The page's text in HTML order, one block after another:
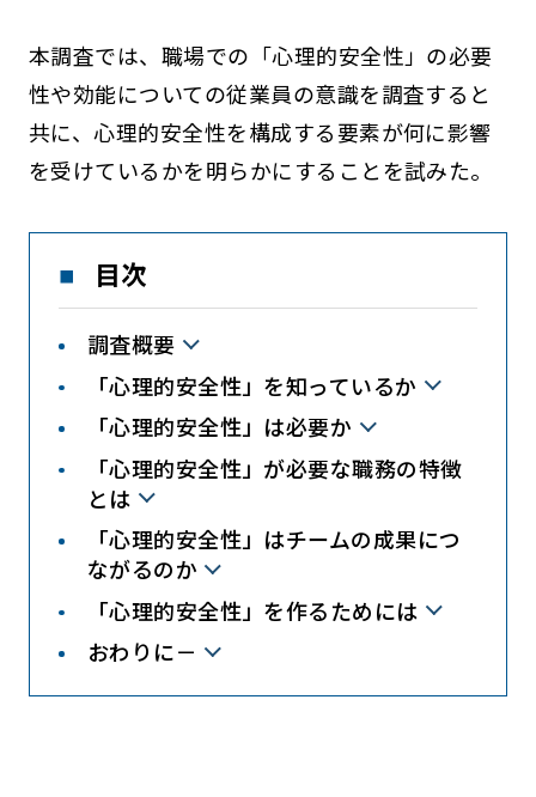
本調査では、職場での「心理的安全性」の必要
性や効能についての従業員の意識を調査すると
共に、心理的安全性を構成する要素が何に影響
を受けているかを明らかにすることを試みた。
目次
調査概要
「心理的安全性」を知っているか
「心理的安全性」は必要か
「心理的安全性」が必要な職務の特徴
とは
「心理的安全性」はチームの成果につ
ながるのか
「心理的安全性」を作るためには
おわりに－